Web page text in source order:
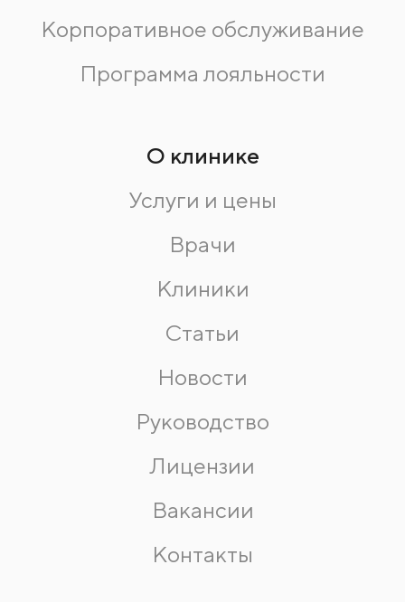
Корпоративное обслуживание
Программа лояльности
О клинике
Услуги и цены
Врачи
Клиники
Статьи
Новости
Руководство
Лицензии
Вакансии
Контакты